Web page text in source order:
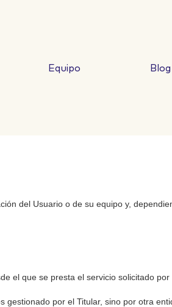
Equipo Blog
del Usuario o de su equipo y,
el que se presta el servicio solicitado por
por el Titular, sino por otra